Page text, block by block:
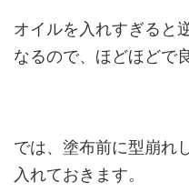
オイルを入れすぎると
なるので、ほどほどで
では、塗布前に型崩れ
入れておきます。